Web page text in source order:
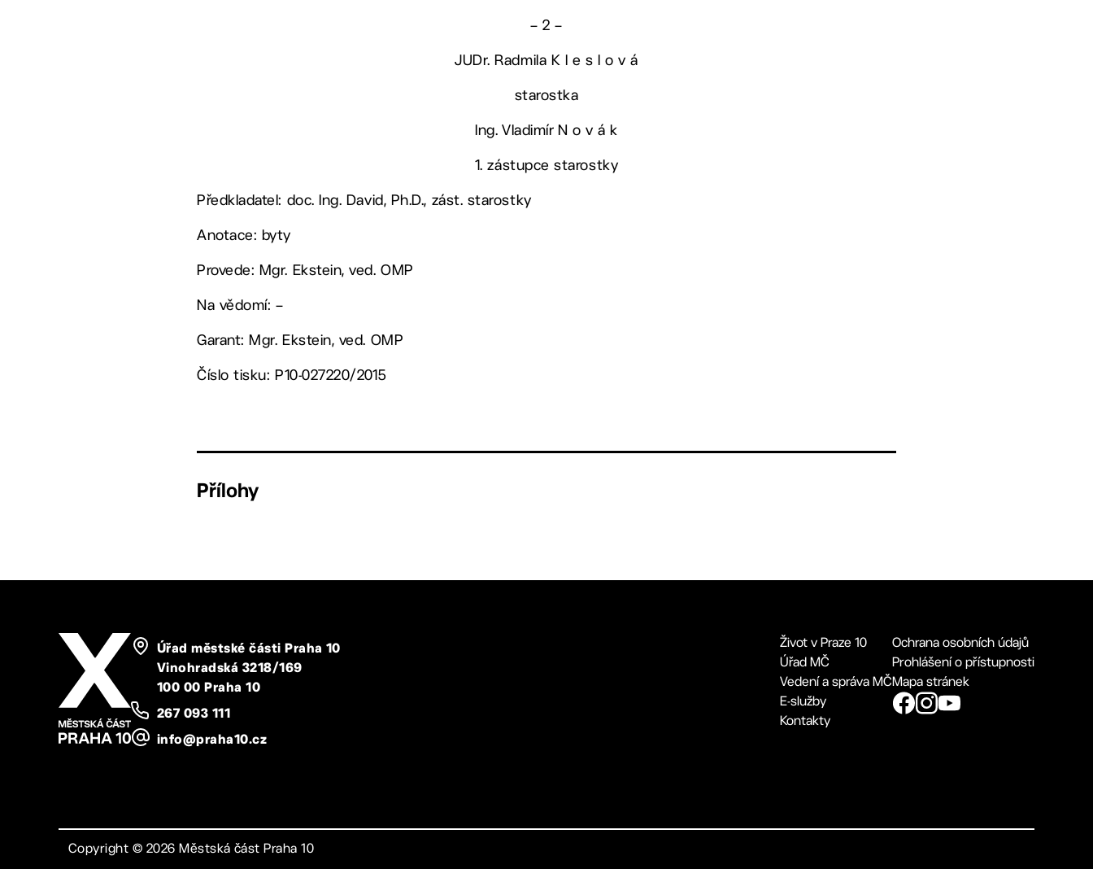
– 2 –
JUDr. Radmila K l e s l o v á
starostka
Ing. Vladimír N o v á k
1. zástupce starostky
Předkladatel: doc. Ing. David, Ph.D., zást. starostky
Anotace: byty
Provede: Mgr. Ekstein, ved. OMP
Na vědomí: –
Garant: Mgr. Ekstein, ved. OMP
Číslo tisku: P10-027220/2015
Přílohy
Úřad městské části Praha 10
Vinohradská 3218/169
100 00 Praha 10
267 093 111
info@praha10.cz
Život v Praze 10
Úřad MČ
Vedení a správa MČ
E-služby
Kontakty
Ochrana osobních údajů
Prohlášení o přístupnosti
Mapa stránek
Copyright © 2026 Městská část Praha 10